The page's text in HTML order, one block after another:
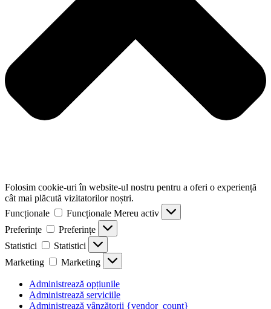
Folosim cookie-uri în website-ul nostru pentru a oferi o experiență
cât mai plăcută vizitatorilor noștri.
Funcționale
Funcționale Mereu activ
Preferințe
Preferințe
Statistici
Statistici
Marketing
Marketing
Administrează opțiunile
Administrează serviciile
Administrează vânzătorii {vendor_count}